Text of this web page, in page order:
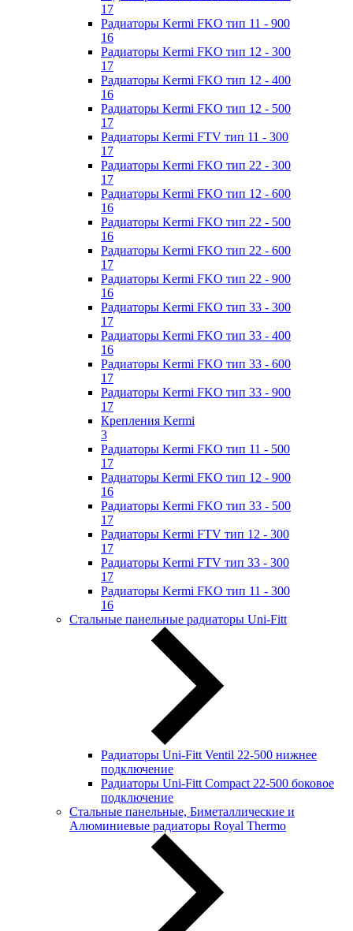
17
Радиаторы Kermi FKO тип 11 - 900
16
Радиаторы Kermi FKO тип 12 - 300
17
Радиаторы Kermi FKO тип 12 - 400
16
Радиаторы Kermi FKO тип 12 - 500
17
Радиаторы Kermi FTV тип 11 - 300
17
Радиаторы Kermi FKO тип 22 - 300
17
Радиаторы Kermi FKO тип 12 - 600
16
Радиаторы Kermi FKO тип 22 - 500
16
Радиаторы Kermi FKO тип 22 - 600
17
Радиаторы Kermi FKO тип 22 - 900
16
Радиаторы Kermi FKO тип 33 - 300
17
Радиаторы Kermi FKO тип 33 - 400
16
Радиаторы Kermi FKO тип 33 - 600
17
Радиаторы Kermi FKO тип 33 - 900
17
Крепления Kermi
3
Радиаторы Kermi FKO тип 11 - 500
17
Радиаторы Kermi FKO тип 12 - 900
16
Радиаторы Kermi FKO тип 33 - 500
17
Радиаторы Kermi FTV тип 12 - 300
17
Радиаторы Kermi FTV тип 33 - 300
17
Радиаторы Kermi FKO тип 11 - 300
16
Стальные панельные радиаторы Uni-Fitt
Радиаторы Uni-Fitt Ventil 22-500 нижнее
подключение
Радиаторы Uni-Fitt Compact 22-500 боковое
подключение
Стальные панельные, Биметаллические и
Алюминиевые радиаторы Royal Thermo